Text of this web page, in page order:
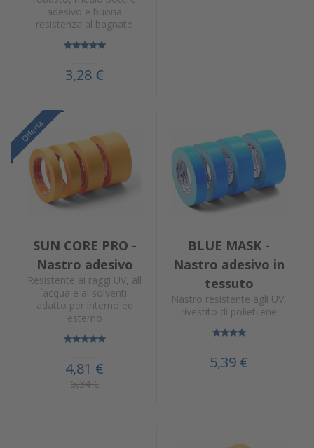
adesivo e buona
resistenza al bagnato
3,28 €
Offerta
SUN CORE PRO -
Nastro adesivo
Resistente ai raggi UV, all
´acqua e ai solventi:
adatto per interno ed
esterno
4,81 €
5,34 €
BLUE MASK -
Nastro adesivo in
tessuto
Nastro resistente agli UV,
rivestito di polietilene
5,39 €